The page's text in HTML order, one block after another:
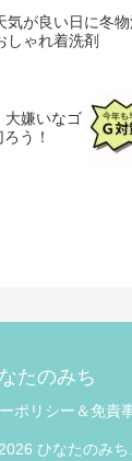
気が良い日に冬
しゃれ着洗剤
大嫌いなゴ
う！
たのみち
ポリシー＆免責
ひなたのみち.